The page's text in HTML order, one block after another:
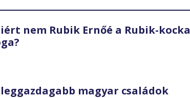
nem Rubik Ernőé a Rubik-kocka
magyar családok